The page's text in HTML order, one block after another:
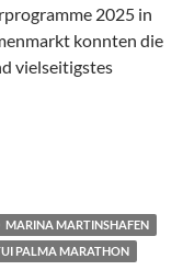
2025 in
konnten die
vielseitigstes
– In der World of
MARINA MARTINSHAFEN
PALMA MARATHON